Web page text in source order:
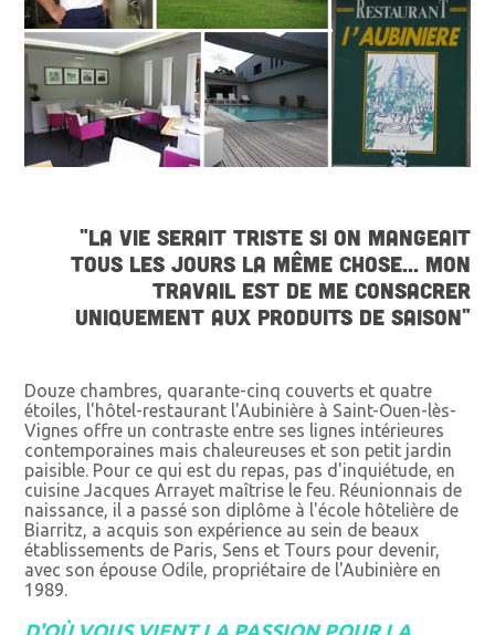
"LA VIE SERAIT TRISTE SI ON MANGEAIT
TOUS LES JOURS LA MÊME CHOSE... MON
TRAVAIL EST DE ME CONSACRER
UNIQUEMENT AUX PRODUITS DE SAISON"
Douze chambres, quarante-cinq couverts et quatre
étoiles, l'hôtel-restaurant l'Aubinière à Saint-Ouen-lès-
Vignes offre un contraste entre ses lignes intérieures
contemporaines mais chaleureuses et son petit jardin
paisible. Pour ce qui est du repas, pas d'inquiétude, en
cuisine Jacques Arrayet maîtrise le feu. Réunionnais de
naissance, il a passé son diplôme à l'école hôtelière de
Biarritz, a acquis son expérience au sein de beaux
établissements de Paris, Sens et Tours pour devenir,
avec son épouse Odile, propriétaire de l'Aubinière en
1989.
D'OÙ VOUS VIENT LA PASSION POUR LA